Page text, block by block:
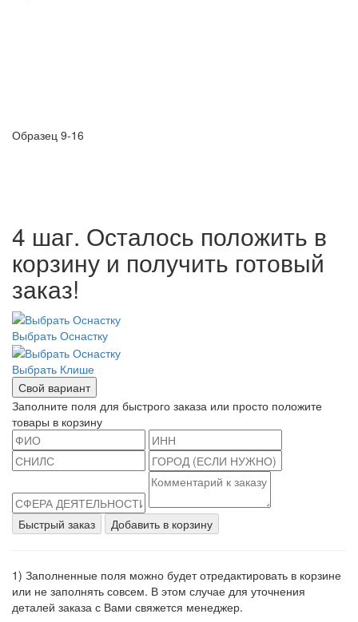
Образец 9-16
4 шаг. Осталось положить в
корзину и получить готовый
заказ!
Выбрать Оснастку
Выбрать Клише
Свой вариант
Заполните поля для быстрого заказа или просто положите
товары в корзину
Быстрый заказ Добавить в корзину
1) Заполненные поля можно будет отредактировать в корзине
или не заполнять совсем. В этом случае для уточнения
деталей заказа с Вами свяжется менеджер.